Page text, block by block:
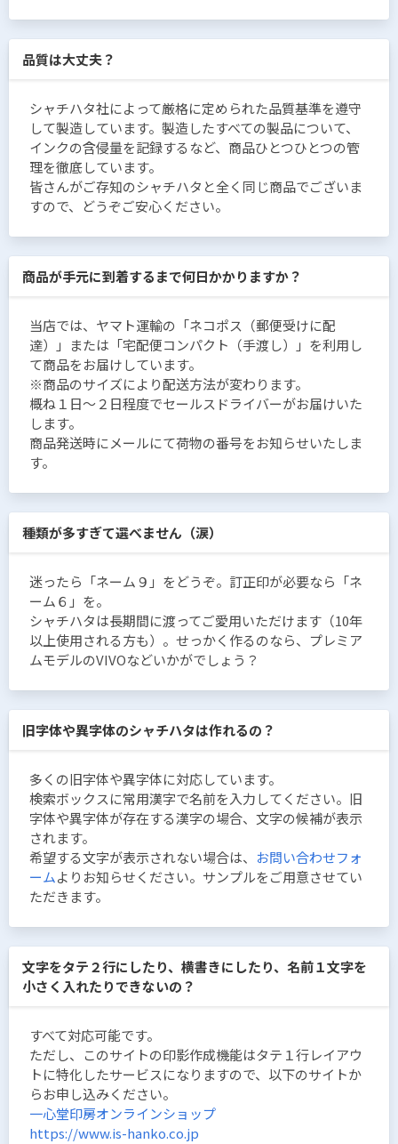
品質は大丈夫？
シャチハタ社によって厳格に定められた品質基準を遵守
して製造しています。製造したすべての製品について、
インクの含侵量を記録するなど、商品ひとつひとつの管
理を徹底しています。
皆さんがご存知のシャチハタと全く同じ商品でございま
すので、どうぞご安心ください。
商品が手元に到着するまで何日かかりますか？
当店では、ヤマト運輸の「ネコポス（郵便受けに配
達）」または「宅配便コンパクト（手渡し）」を利用し
て商品をお届けしています。
※商品のサイズにより配送方法が変わります。
概ね１日〜２日程度でセールスドライバーがお届けいた
します。
商品発送時にメールにて荷物の番号をお知らせいたしま
す。
種類が多すぎて選べません（涙）
迷ったら「ネーム９」をどうぞ。訂正印が必要なら「ネ
ーム６」を。
シャチハタは長期間に渡ってご愛用いただけます（10年
以上使用される方も）。せっかく作るのなら、プレミア
ムモデルのVIVOなどいかがでしょう？
旧字体や異字体のシャチハタは作れるの？
多くの旧字体や異字体に対応しています。
検索ボックスに常用漢字で名前を入力してください。旧
字体や異字体が存在する漢字の場合、文字の候補が表示
されます。
希望する文字が表示されない場合は、 お問い合わせフォ
ームよりお知らせください。サンプルをご用意させてい
ただきます。
文字をタテ２行にしたり、横書きにしたり、名前１文字を
小さく入れたりできないの？
すべて対応可能です。
ただし、このサイトの印影作成機能はタテ１行レイアウ
トに特化したサービスになりますので、以下のサイトか
らお申し込みください。
一心堂印房オンラインショップ
https://www.is-hanko.co.jp